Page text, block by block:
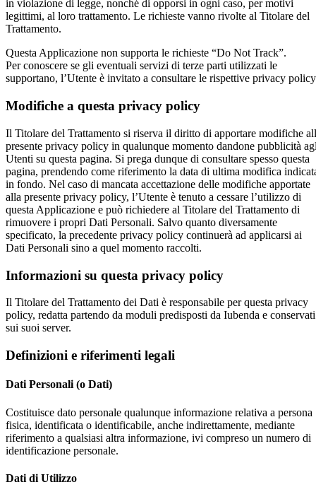
in violazione di legge, nonché di opporsi in ogni caso, per motivi
legittimi, al loro trattamento. Le richieste vanno rivolte al Titolare del
Trattamento.
Questa Applicazione non supporta le richieste “Do Not Track”.
Per conoscere se gli eventuali servizi di terze parti utilizzati le
supportano, l’Utente è invitato a consultare le rispettive privacy
Modifiche a questa privacy policy
Il Titolare del Trattamento si riserva il diritto di apportare modifiche
presente privacy policy in qualunque momento dandone pubblicità
Utenti su questa pagina. Si prega dunque di consultare spesso questa
pagina, prendendo come riferimento la data di ultima modifica
in fondo. Nel caso di mancata accettazione delle modifiche apportate
alla presente privacy policy, l’Utente è tenuto a cessare l’utilizzo di
questa Applicazione e può richiedere al Titolare del Trattamento di
rimuovere i propri Dati Personali. Salvo quanto diversamente
specificato, la precedente privacy policy continuerà ad applicarsi ai
Dati Personali sino a quel momento raccolti.
Informazioni su questa privacy policy
Il Titolare del Trattamento dei Dati è responsabile per questa privacy
policy, redatta partendo da moduli predisposti da Iubenda e conservati
sui suoi server.
Definizioni e riferimenti legali
Dati Personali (o Dati)
Costituisce dato personale qualunque informazione relativa a persona
fisica, identificata o identificabile, anche indirettamente, mediante
riferimento a qualsiasi altra informazione, ivi compreso un numero di
identificazione personale.
Dati di Utilizzo